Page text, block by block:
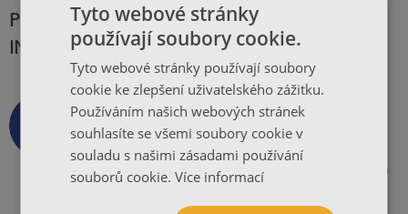
PROČ JE TISKÁRNA PIGA.CZ NEJLEPŠÍ
INTERNETOVÁ TISKÁRNA?
Slíb PIGA.CZ
Příslib každodenní kalibrace barev, 99,5%
včasných dodávek, kompletní online ochrana
Tyto webové stránky
používají soubory cookie.
Tyto webové stránky používají soubory
cookie ke zlepšení uživatelského zážitku.
Používáním našich webových stránek
souhlasíte se všemi soubory cookie v
souladu s našimi zásadami používání
souborů cookie.Více informací